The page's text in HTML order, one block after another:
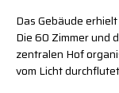
Das Gebäude
Die 60 Zimmer und
zentralen Hof
vom Licht